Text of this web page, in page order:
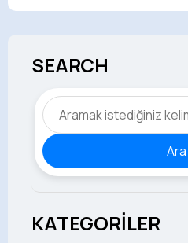
SEARCH
Ara
KATEGORİLER